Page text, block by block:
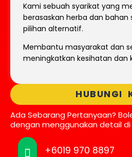
Kami sebuah syarikat yang
berasaskan herba dan bahan
pilihan alternatif.
Membantu masyarakat dan
meningkatkan kesihatan dan
HUBUNGI
Ada Sebarang Pertanyaan?
dengan menggunakan detail di
+6019 970 8897